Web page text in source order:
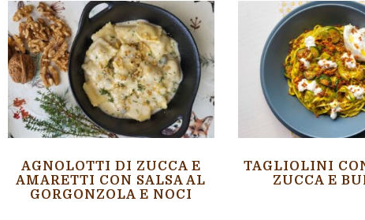
AGNOLOTTI DI ZUCCA E
AMARETTI CON SALSA AL
GORGONZOLA E NOCI
TAGLIOLINI
ZUCCA E